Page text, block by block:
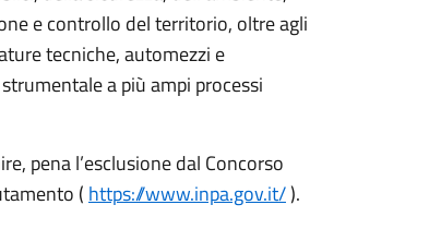
e controllo del territorio, oltre agli
tecniche, automezzi e
a più ampi processi
pena l’esclusione dal Concorso
( https://www.inpa.gov.it/).